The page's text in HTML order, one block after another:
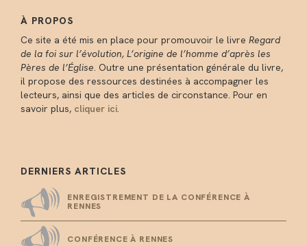
À PROPOS
Ce site a été mis en place pour promouvoir le livre Regard
de la foi sur l’évolution, L’origine de l’homme d’après les
Pères de l’Église. Outre une présentation générale du livre,
il propose des ressources destinées à accompagner les
lecteurs, ainsi que des articles de circonstance. Pour en
savoir plus, cliquer ici.
DERNIERS ARTICLES
ENREGISTREMENT DE LA CONFÉRENCE À
RENNES
CONFÉRENCE À RENNES